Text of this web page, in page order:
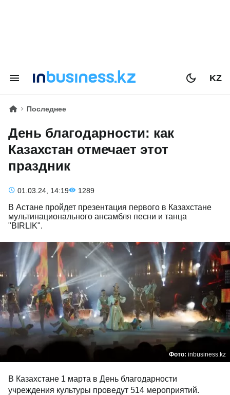
KZ
Последнее
День благодарности: как
Казахстан отмечает этот
праздник
01.03.24, 14:19 1289
В Астане пройдет презентация первого в Казахстане
мультинационального ансамбля песни и танца
"BIRLIK".
Фото: inbusiness.kz
В Казахстане 1 марта в День благодарности
учреждения культуры проведут 514 мероприятий.